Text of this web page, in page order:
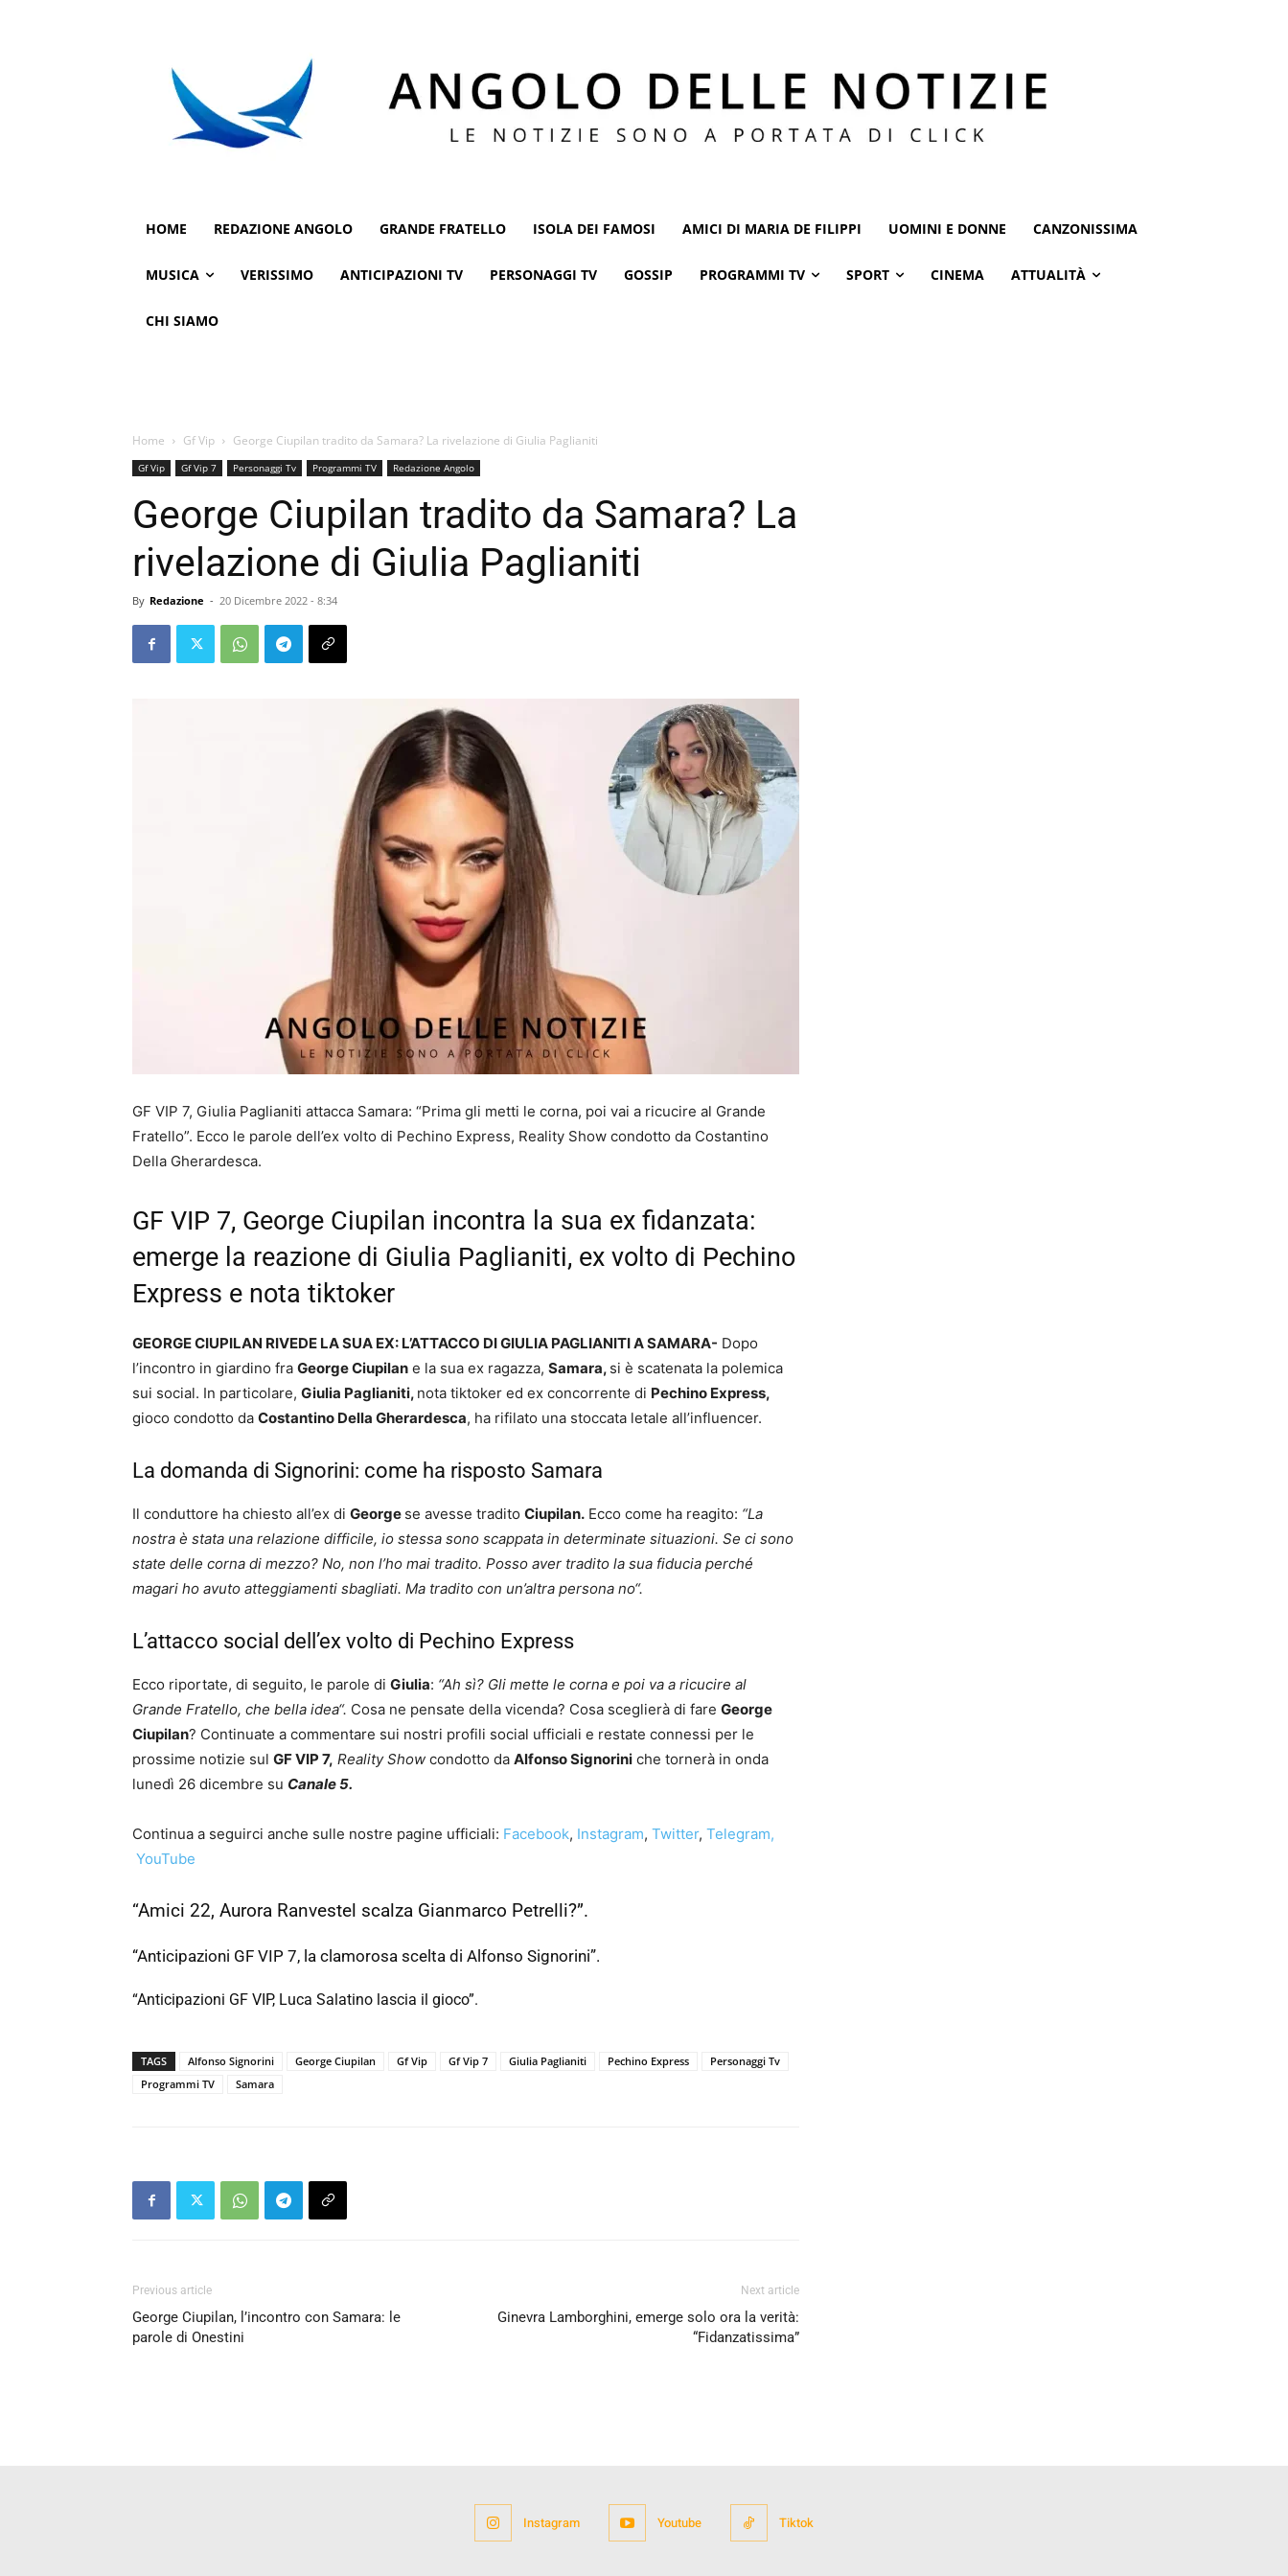
HOME REDAZIONE ANGOLO GRANDE FRATELLO ISOLA DEI FAMOSI AMICI DI MARIA DE FILIPPI UOMINI E DONNE CANZONISSIMA
MUSICA VERISSIMO ANTICIPAZIONI TV PERSONAGGI TV GOSSIP PROGRAMMI TV SPORT CINEMA ATTUALITÀ
CHI SIAMO
Home Gf Vip George Ciupilan tradito da Samara? La rivelazione di Giulia Paglianiti
Gf Vip Gf Vip 7 Personaggi Tv Programmi TV Redazione Angolo
George Ciupilan tradito da Samara? La
rivelazione di Giulia Paglianiti
By Redazione - 20 Dicembre 2022 - 8:34
GF VIP 7, Giulia Paglianiti attacca Samara: “Prima gli metti le corna, poi vai a ricucire al Grande
Fratello”. Ecco le parole dell’ex volto di Pechino Express, Reality Show condotto da Costantino
Della Gherardesca.
GF VIP 7, George Ciupilan incontra la sua ex fidanzata:
emerge la reazione di Giulia Paglianiti, ex volto di Pechino
Express e nota tiktoker
GEORGE CIUPILAN RIVEDE LA SUA EX: L’ATTACCO DI GIULIA PAGLIANITI A SAMARA- Dopo
l’incontro in giardino fra George Ciupilan e la sua ex ragazza, Samara, si è scatenata la polemica
sui social. In particolare, Giulia Paglianiti, nota tiktoker ed ex concorrente di Pechino Express,
gioco condotto da Costantino Della Gherardesca, ha rifilato una stoccata letale all’influencer.
La domanda di Signorini: come ha risposto Samara
Il conduttore ha chiesto all’ex di George se avesse tradito Ciupilan. Ecco come ha reagito: “La
nostra è stata una relazione difficile, io stessa sono scappata in determinate situazioni. Se ci sono
state delle corna di mezzo? No, non l’ho mai tradito. Posso aver tradito la sua fiducia perché
magari ho avuto atteggiamenti sbagliati. Ma tradito con un’altra persona no“.
L’attacco social dell’ex volto di Pechino Express
Ecco riportate, di seguito, le parole di Giulia: “Ah sì? Gli mette le corna e poi va a ricucire al
Grande Fratello, che bella idea“. Cosa ne pensate della vicenda? Cosa sceglierà di fare George
Ciupilan? Continuate a commentare sui nostri profili social ufficiali e restate connessi per le
prossime notizie sul GF VIP 7, Reality Show condotto da Alfonso Signorini che tornerà in onda
lunedì 26 dicembre su Canale 5.
Continua a seguirci anche sulle nostre pagine ufficiali: Facebook, Instagram, Twitter, Telegram,
YouTube
“Amici 22, Aurora Ranvestel scalza Gianmarco Petrelli?”.
“Anticipazioni GF VIP 7, la clamorosa scelta di Alfonso Signorini”.
“Anticipazioni GF VIP, Luca Salatino lascia il gioco”.
TAGS Alfonso Signorini George Ciupilan Gf Vip Gf Vip 7 Giulia Paglianiti Pechino Express
Personaggi Tv
Programmi TV
Samara
Previous article
George Ciupilan, l’incontro con Samara: le
parole di Onestini
Next article
Ginevra Lamborghini, emerge solo ora la verità:
“Fidanzatissima”
Instagram Youtube Tiktok